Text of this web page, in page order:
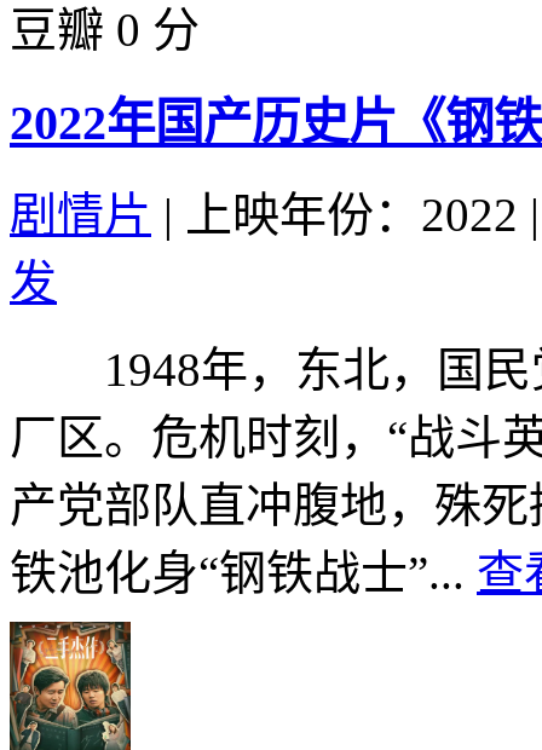
豆瓣 0 分
2022年国产历史片《钢
剧情片 | 上映年份：2022 |
发
1948年，东北，国民
厂区。危机时刻，“战斗
产党部队直冲腹地，殊
铁池化身“钢铁战士”... 查